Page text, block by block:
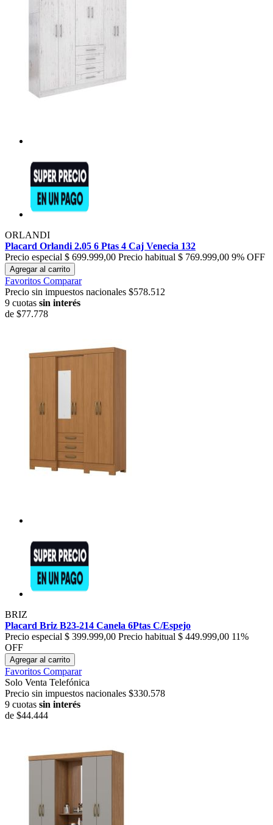
ORLANDI
Placard Orlandi 2.05 6 Ptas 4 Caj Venecia 132
Precio especial $ 699.999,00 Precio habitual $ 769.999,00 9% OFF
Agregar al carrito
Favoritos Comparar
Precio sin impuestos nacionales $578.512
9 cuotas sin interés
de $77.778
BRIZ
Placard Briz B23-214 Canela 6Ptas C/Espejo
Precio especial $ 399.999,00 Precio habitual $ 449.999,00 11%
OFF
Agregar al carrito
Favoritos Comparar
Solo Venta Telefónica
Precio sin impuestos nacionales $330.578
9 cuotas sin interés
de $44.444